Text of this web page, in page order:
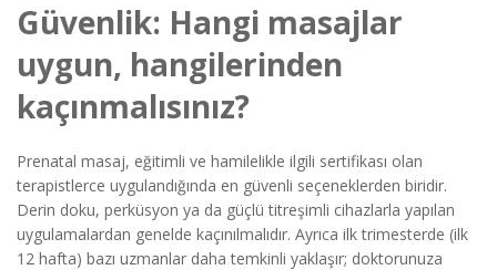
Güvenlik: Hangi masajlar
uygun, hangilerinden
kaçınmalısınız?
Prenatal masaj, eğitimli ve hamilelikle ilgili sertifikası olan
terapistlerce uygulandığında en güvenli seçeneklerden biridir.
Derin doku, perküsyon ya da güçlü titreşimli cihazlarla yapılan
uygulamalardan genelde kaçınılmalıdır. Ayrıca ilk trimesterde (ilk
12 hafta) bazı uzmanlar daha temkinli yaklaşır; doktorunuza